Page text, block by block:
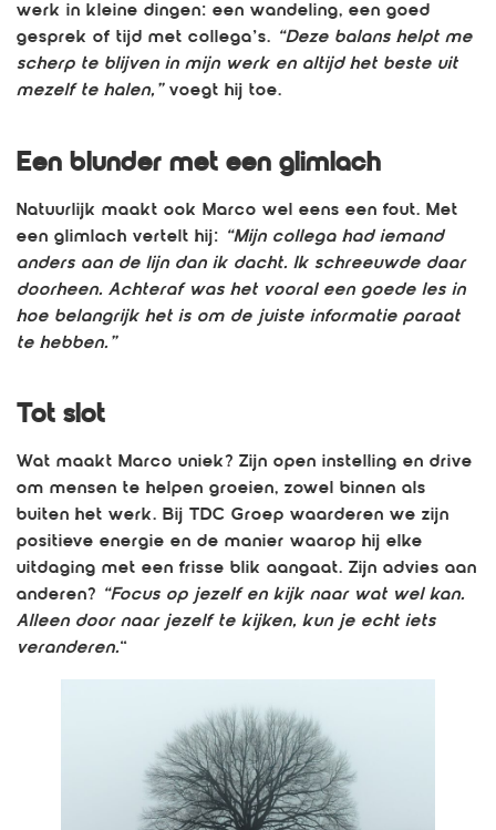
werk in kleine dingen: een wandeling, een goed
gesprek of tijd met collega’s. “Deze balans helpt me
scherp te blijven in mijn werk en altijd het beste uit
mezelf te halen,” voegt hij toe.
Een blunder met een glimlach
Natuurlijk maakt ook Marco wel eens een fout. Met
een glimlach vertelt hij: “Mijn collega had iemand
anders aan de lijn dan ik dacht. Ik schreeuwde daar
doorheen. Achteraf was het vooral een goede les in
hoe belangrijk het is om de juiste informatie paraat
te hebben.”
Tot slot
Wat maakt Marco uniek? Zijn open instelling en drive
om mensen te helpen groeien, zowel binnen als
buiten het werk. Bij TDC Groep waarderen we zijn
positieve energie en de manier waarop hij elke
uitdaging met een frisse blik aangaat. Zijn advies aan
anderen? “Focus op jezelf en kijk naar wat wel kan.
Alleen door naar jezelf te kijken, kun je echt iets
veranderen.“